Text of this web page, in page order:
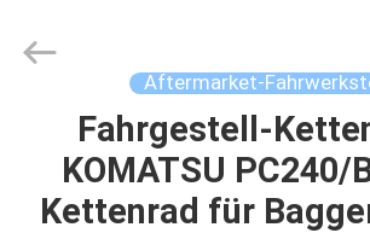
HAUS
PRODUKTE
Rights
Aftermarket-
Fahrgestell-
KOMATSU PC240/
Kettenrad für